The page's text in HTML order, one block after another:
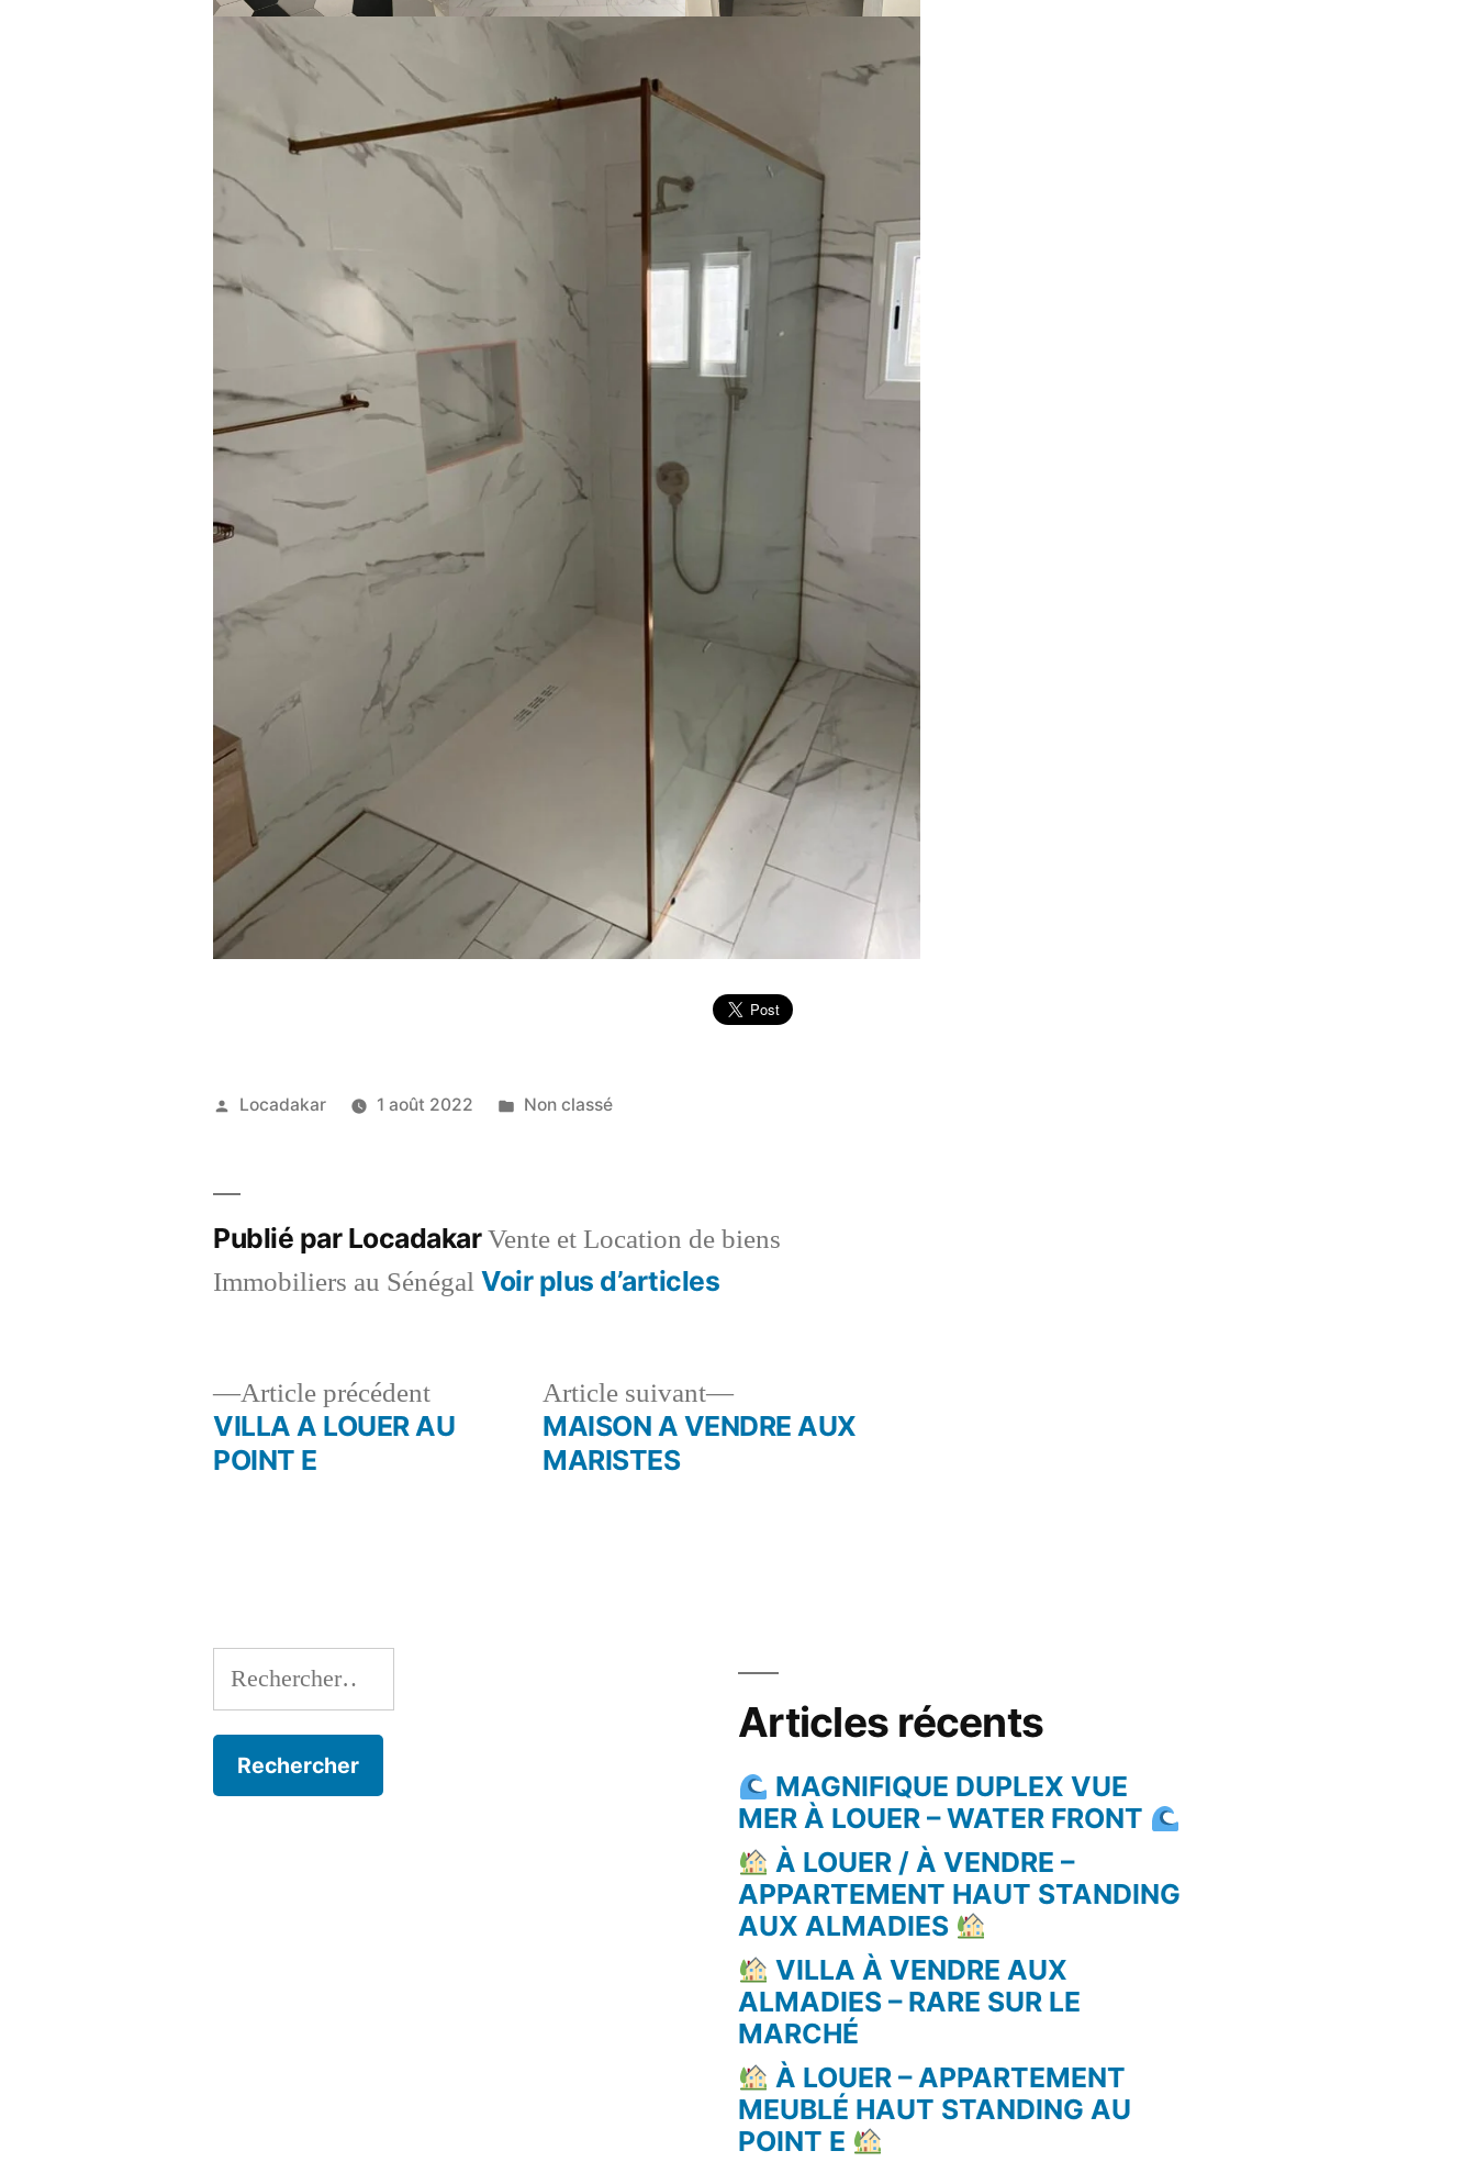
Publié
Locadakar 1 août 2022
Publié
Non classé
Publié par LocadakarVente et Location de biens
Immobiliers au SénégalVoir plus d’articles
Navigation
Article précédentArticle
précédent :
VILLA A LOUER AU
POINT E
Article suivant
Article
suivant :
MAISON A VENDRE AUX
MARISTES
Rechercher :
Articles récents
MAGNIFIQUE DUPLEX VUE
MER À LOUER – WATER FRONT
À LOUER / À VENDRE –
APPARTEMENT HAUT STANDING
AUX ALMADIES
VILLA À VENDRE AUX
ALMADIES – RARE SUR LE
MARCHÉ
À LOUER – APPARTEMENT
MEUBLÉ HAUT STANDING AU
POINT E